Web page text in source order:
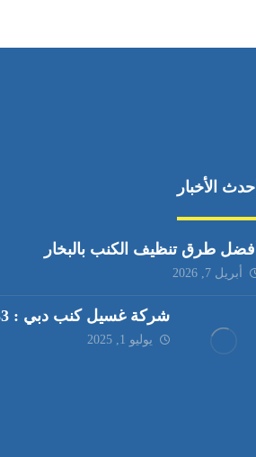
أحدث الأخبار
أفضل طرق تنظيف الكنب بالبخار
أبريل 7, 2026
شركة غسيل كنب دبي : 0551030483
يوليو 1, 2025